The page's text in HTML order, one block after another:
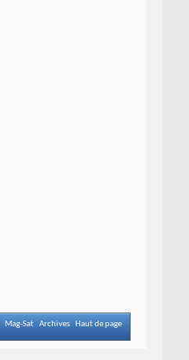
Mag-Sat Archives Haut de page